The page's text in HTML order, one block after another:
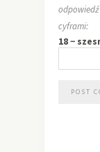
odpowiedź
cyframi:
18 −